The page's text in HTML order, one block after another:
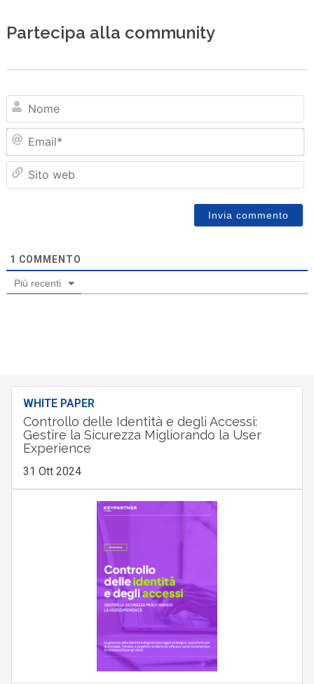
Partecipa alla community
1 COMMENTO
Più recenti
WHITE PAPER
Controllo delle Identità e degli Accessi:
Gestire la Sicurezza Migliorando la User
Experience
31 Ott 2024